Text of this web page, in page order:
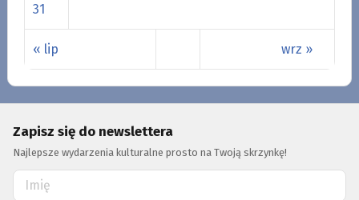
« lip wrz »
31
Zapisz się do newslettera
Najlepsze wydarzenia kulturalne prosto na Twoją skrzynkę!